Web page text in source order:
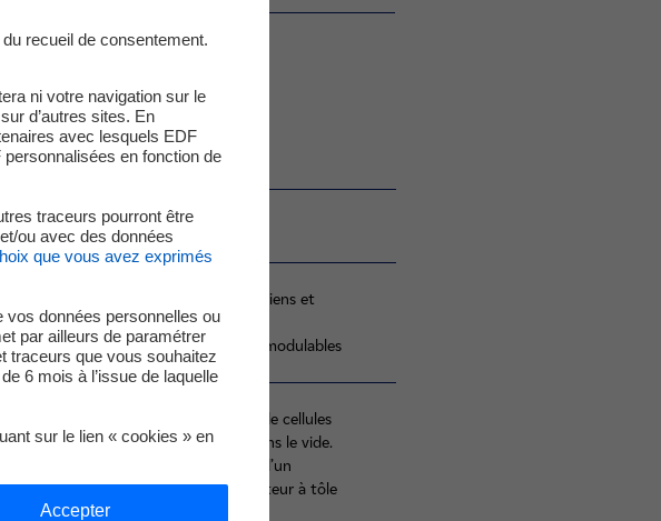
À noter
à 120 km
Réseaux aériens et
souterrains
Longueurs modulables
de 20 MVA)
Utilisation de cellules
coupure dans le vide.
Utilisation d’un
transformateur à tôle
recueil de consentement.
ni votre navigation sur le
d’autres sites. En
avec lesquels EDF
en fonction de
traceurs pourront être
ou avec des données
que vous avez exprimés
vos données personnelles ou
par ailleurs de paramétrer
traceurs que vous souhaitez
6 mois à l’issue de laquelle
sur le lien « cookies » en
Accepter